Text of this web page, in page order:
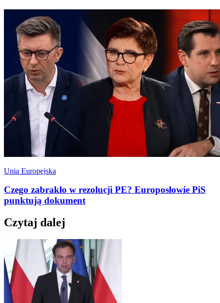
Unia Europejska
Czego zabrakło w rezolucji PE? Europosłowie PiS
punktują dokument
Czytaj dalej